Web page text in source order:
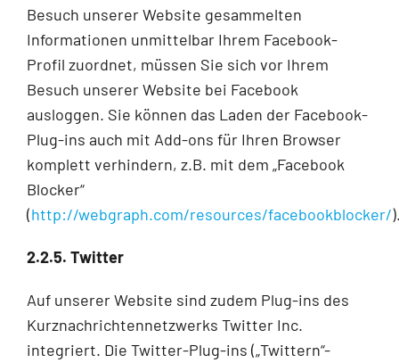
Besuch unserer Website gesammelten
Informationen unmittelbar Ihrem Facebook-
Profil zuordnet, müssen Sie sich vor Ihrem
Besuch unserer Website bei Facebook
ausloggen. Sie können das Laden der Facebook-
Plug-ins auch mit Add-ons für Ihren Browser
komplett verhindern, z.B. mit dem „Facebook
Blocker“
(http://webgraph.com/resources/facebookblocker/
2.2.5. Twitter
Auf unserer Website sind zudem Plug-ins des
Kurznachrichtennetzwerks Twitter Inc.
integriert. Die Twitter-Plug-ins („Twittern“-